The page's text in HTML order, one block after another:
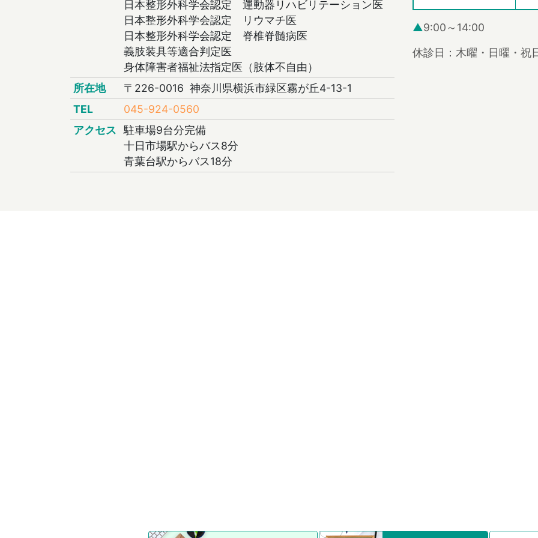
日本整形外科学会認定 運動器リハビリテーション医
日本整形外科学会認定 リウマチ医
日本整形外科学会認定 脊椎脊髄病医
義肢装具等適合判定医
身体障害者福祉法指定医（肢体不自由）
所在地
〒226-0016 神奈川県横浜市緑区霧が丘4-13-1
TEL
045-924-0560
アクセス
駐車場9台分完備
十日市場駅からバス8分
青葉台駅からバス18分
▲9:00～14:00
休診日：木曜・日曜・祝